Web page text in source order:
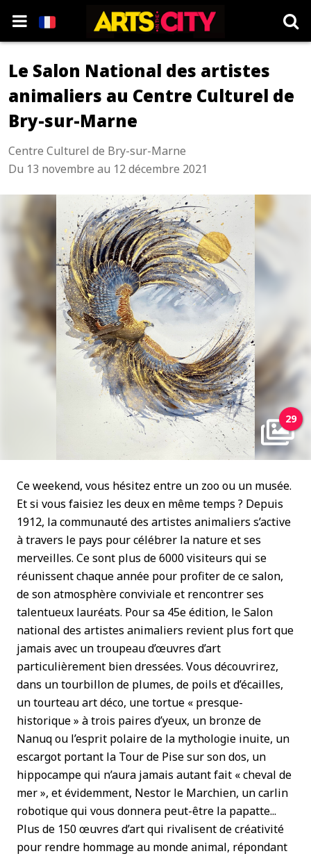
Le Salon National des artistes
animaliers au Centre Culturel de
Bry-sur-Marne
Centre Culturel de Bry-sur-Marne
Du 13 novembre au 12 décembre 2021
29
Ce weekend, vous hésitez entre un zoo ou un musée.
Et si vous faisiez les deux en même temps ? Depuis
1912, la communauté des artistes animaliers s’active
à travers le pays pour célébrer la nature et ses
merveilles. Ce sont plus de 6000 visiteurs qui se
réunissent chaque année pour profiter de ce salon,
de son atmosphère conviviale et rencontrer ses
talentueux lauréats. Pour sa 45e édition, le Salon
national des artistes animaliers revient plus fort que
jamais avec un troupeau d’œuvres d’art
particulièrement bien dressées. Vous découvrirez,
dans un tourbillon de plumes, de poils et d’écailles,
un tourteau art déco, une tortue « presque-
historique » à trois paires d’yeux, un bronze de
Nanuq ou l’esprit polaire de la mythologie inuite, un
escargot portant la Tour de Pise sur son dos, un
hippocampe qui n’aura jamais autant fait « cheval de
mer », et évidemment, Nestor le Marchien, un carlin
robotique qui vous donnera peut-être la papatte...
Plus de 150 œuvres d’art qui rivalisent de créativité
pour rendre hommage au monde animal, répondant